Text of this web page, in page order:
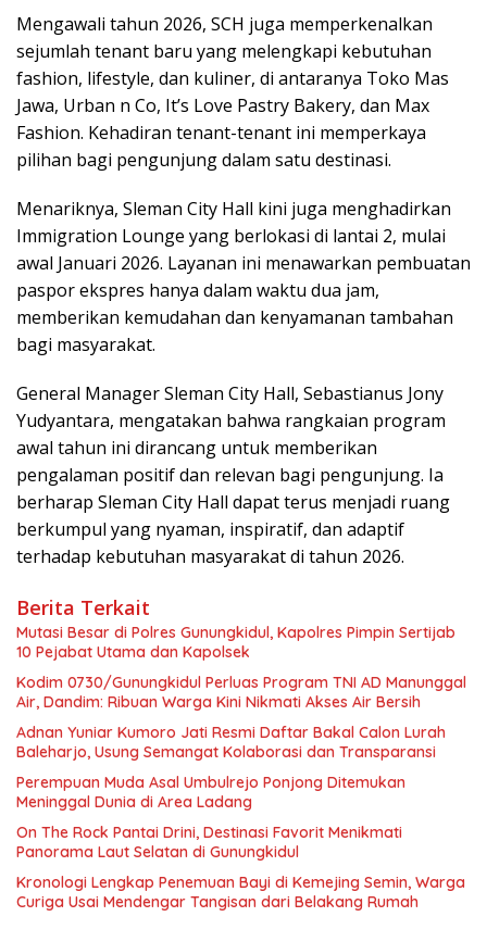
Mengawali tahun 2026, SCH juga memperkenalkan
sejumlah tenant baru yang melengkapi kebutuhan
fashion, lifestyle, dan kuliner, di antaranya Toko Mas
Jawa, Urban n Co, It’s Love Pastry Bakery, dan Max
Fashion. Kehadiran tenant-tenant ini memperkaya
pilihan bagi pengunjung dalam satu destinasi.
Menariknya, Sleman City Hall kini juga menghadirkan
Immigration Lounge yang berlokasi di lantai 2, mulai
awal Januari 2026. Layanan ini menawarkan pembuatan
paspor ekspres hanya dalam waktu dua jam,
memberikan kemudahan dan kenyamanan tambahan
bagi masyarakat.
General Manager Sleman City Hall, Sebastianus Jony
Yudyantara, mengatakan bahwa rangkaian program
awal tahun ini dirancang untuk memberikan
pengalaman positif dan relevan bagi pengunjung. Ia
berharap Sleman City Hall dapat terus menjadi ruang
berkumpul yang nyaman, inspiratif, dan adaptif
terhadap kebutuhan masyarakat di tahun 2026.
Berita Terkait
Mutasi Besar di Polres Gunungkidul, Kapolres Pimpin Sertijab
10 Pejabat Utama dan Kapolsek
Kodim 0730/Gunungkidul Perluas Program TNI AD Manunggal
Air, Dandim: Ribuan Warga Kini Nikmati Akses Air Bersih
Adnan Yuniar Kumoro Jati Resmi Daftar Bakal Calon Lurah
Baleharjo, Usung Semangat Kolaborasi dan Transparansi
Perempuan Muda Asal Umbulrejo Ponjong Ditemukan
Meninggal Dunia di Area Ladang
On The Rock Pantai Drini, Destinasi Favorit Menikmati
Panorama Laut Selatan di Gunungkidul
Kronologi Lengkap Penemuan Bayi di Kemejing Semin, Warga
Curiga Usai Mendengar Tangisan dari Belakang Rumah